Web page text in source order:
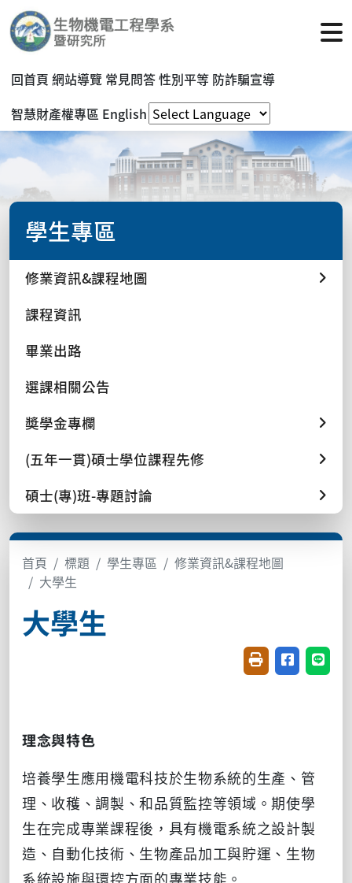
回首頁 網站導覽 常見問答性別平等 防詐騙宣導
智慧財產權專區 English
學生專區
修業資訊&課程地圖
課程資訊
畢業出路
選課相關公告
奬學金專欄
(五年一貫)碩士學位課程先修
碩士(專)班-專題討論
首頁 標題 學生專區
修業資訊&課程地圖
大學生
大學生
友善列印(開新視
分享至臉書
分享
理念與特色
培養學生應用機電科技於生物系統的生產、管
理、收穫、調製、和品質監控等領域。期使學
生在完成專業課程後，具有機電系統之設計製
造、自動化技術、生物產品加工與貯運、生物
系統設施與環控方面的專業技能。